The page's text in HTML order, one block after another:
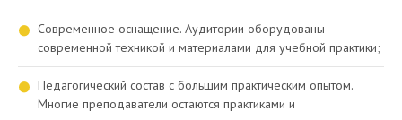
Современное оснащение. Аудитории оборудованы
современной техникой и материалами для учебной практики;
Педагогический состав с большим практическим опытом.
Многие преподаватели остаются практиками и